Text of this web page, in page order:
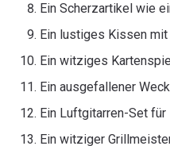
Ein Scherzartikel wie
Ein lustiges Kissen
Ein witziges
Ein ausgefallener
Ein Luftgitarren-Set für
Ein witziger